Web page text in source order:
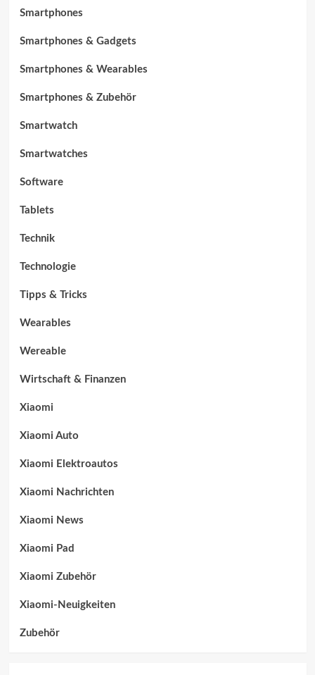
Smartphones
Smartphones & Gadgets
Smartphones & Wearables
Smartphones & Zubehör
Smartwatch
Smartwatches
Software
Tablets
Technik
Technologie
Tipps & Tricks
Wearables
Wereable
Wirtschaft & Finanzen
Xiaomi
Xiaomi Auto
Xiaomi Elektroautos
Xiaomi Nachrichten
Xiaomi News
Xiaomi Pad
Xiaomi Zubehör
Xiaomi-Neuigkeiten
Zubehör